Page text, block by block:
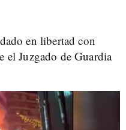
en libertad con
el Juzgado de Guardia